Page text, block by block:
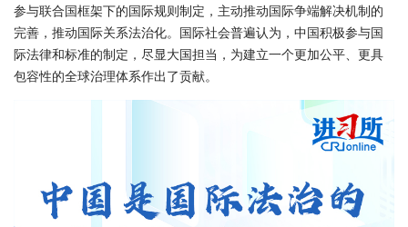
参与联合国框架下的国际规则制定，主动推动国际争端解决机制的
完善，推动国际关系法治化。国际社会普遍认为，中国积极参与国
际法律和标准的制定，尽显大国担当，为建立一个更加公平、更具
包容性的全球治理体系作出了贡献。